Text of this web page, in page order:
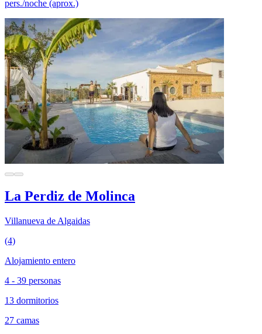
pers./noche (aprox.)
La Perdiz de Molinca
Villanueva de Algaidas
(4)
Alojamiento entero
4 - 39 personas
13 dormitorios
27 camas